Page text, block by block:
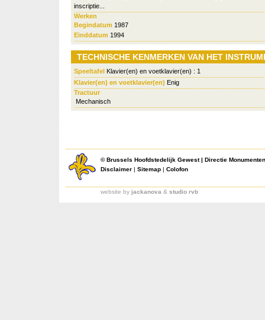
inscriptie...
Werken
Begindatum 1987
Einddatum 1994
TECHNISCHE KENMERKEN VAN HET
Speeltafel Klavier(en) en voetklavier(en) : 1
Klavier(en) en voetklavier(en) Enig
Tractuur
Mechanisch
©Brussels Hoofdstedelijk Gewest| Directie
Disclaimer | Sitemap | Colofon
website by jackanova & studio rvb